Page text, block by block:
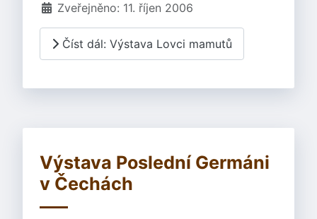
Zveřejněno: 11. říjen 2006
Číst dál: Výstava Lovci mamutů
Výstava Poslední Germáni
v Čechách